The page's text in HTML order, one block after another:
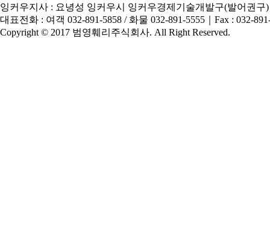
잉커우지사 : 요녕성 잉커우시 잉커우경제기술개발구(발어권
대표전화 : 여객 032-891-5858 / 화물 032-891-5555
Fax : 032-
Copyright © 2017 범영훼리주식회사. All Right Reserved.